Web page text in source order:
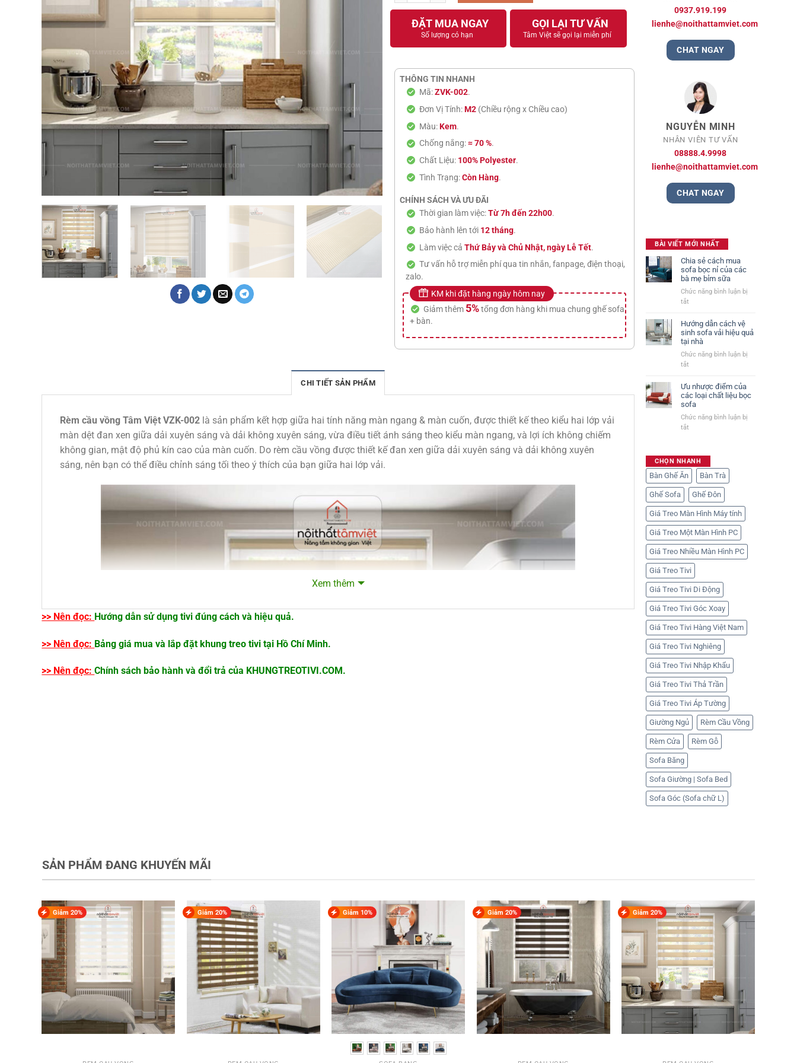
ĐẶT MUA NGAY
Số lượng có hạn
GỌI LẠI TƯ VẤN
Tâm Việt sẽ gọi lại miễn phí
THÔNG TIN NHANH
Mã:ZVK-002.
Đơn Vị Tính:M2(Chiều rộng x Chiều cao)
Màu:Kem.
Chống nắng:≈ 70 %.
Chất Liệu: 100% Polyester.
Tình Trạng:Còn Hàng.
CHÍNH SÁCH VÀ ƯU ĐÃI
Thời gian làm việc:Từ 7h đến 22h00.
Bảo hành lên tới 12 tháng.
Làm việc cả Thứ Bảy và Chủ Nhật, ngày Lễ Tết.
Tư vấn hỗ trợ miễn phí qua tin nhắn, fanpage, điện thoại,
zalo.
KM khi đặt hàng ngày hôm nay
Giảm thêm 5%tổng đơn hàng khi mua chung ghế sofa
+ bàn.
CHI TIẾT SẢN PHẨM
Rèm cầu vồng Tâm Việt VZK-002 là sản phẩm kết hợp giữa hai tính năng màn ngang & màn cuốn, được thiết kế theo kiểu hai lớp vải
màn dệt đan xen giữa dải xuyên sáng và dải không xuyên sáng, vừa điều tiết ánh sáng theo kiểu màn ngang, và lợi ích không chiếm
không gian, mật độ phủ kín cao của màn cuốn. Do rèm cầu vồng được thiết kế đan xen giữa dải xuyên sáng và dải không xuyên
sáng, nên bạn có thể điều chỉnh sáng tối theo ý thích của bạn giữa hai lớp vải.
Rèm Cầu Vồng Tâm Việt VZK-002
Thông số kỹ thuật của Rèm cầu vồng Tâm Việt VZK-002:
Loại: Vải Trơn Xen Kẽ Vải Lưới
Xem thêm
>> Nên đọc: Hướng dẫn sử dụng tivi đúng cách và hiệu quả.
>> Nên đọc: Bảng giá mua và lắp đặt khung treo tivi tại Hồ Chí Minh.
>> Nên đọc:Chính sách bảo hành và đổi trả của KHUNGTREOTIVI.COM.
0937.919.199
lienhe@noithattamviet.com
CHAT NGAY
NGUYỄN MINH
NHÂN VIÊN TƯ VẤN
08888.4.9998
lienhe@noithattamviet.com
CHAT NGAY
BÀI VIẾT MỚI NHẤT
Chia sẻ cách mua
sofa bọc nỉ của các
bà mẹ bỉm sữa
Chức năng bình luận bị
tắt
sẻ
cách
mua
sofa
của
các
bà
Hướng dẫn cách vệ
sinh sofa vải hiệu quả
tại nhà
Chức năng bình luận bị
tắt
dẫn
cách
vệ
sinh
quả
tại
Ưu nhược điểm của
các loại chất liệu bọc
sofa
Chức năng bình luận bị
tắt
điểm
của
loại
chất
liệu
bọc
sofa
CHỌN NHANH
Bàn Ghế Ăn Bàn Trà
Ghế Sofa Ghế Đôn
Giá Treo Màn Hình Máy tính
Giá Treo Một Màn Hình PC
Giá Treo Nhiều Màn Hình PC
Giá Treo Tivi
Giá Treo Tivi Di Động
Giá Treo Tivi Góc Xoay
Giá Treo Tivi Hàng Việt Nam
Giá Treo Tivi Nghiêng
Giá Treo Tivi Nhập Khẩu
Giá Treo Tivi Thả Trần
Giá Treo Tivi Áp Tường
Giường Ngủ Rèm Cầu Vồng
Rèm Cửa Rèm Gỗ
Sofa Băng
Sofa Giường | Sofa Bed
Sofa Góc (Sofa chữ L)
SẢN PHẨM ĐANG KHUYẾN MÃI
Giảm 20% Giảm 20% Giảm 10% Giảm 20% Giảm 20%